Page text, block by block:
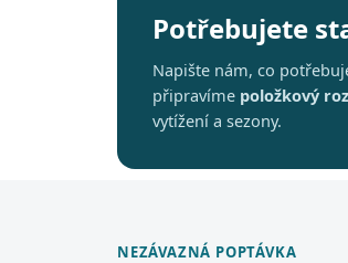
Potřebujete
Napište nám, co
připravíme položkový
vytížení a sezony.
NEZÁVAZNÁ POPTÁVKA